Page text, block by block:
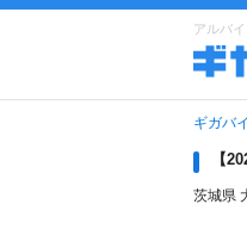
アルバ
ギガバ
【
茨城県